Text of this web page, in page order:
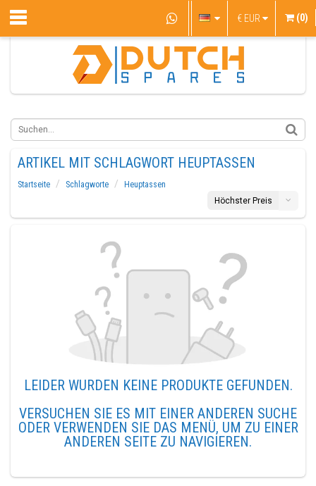
€ EUR (0)
ARTIKEL MIT SCHLAGWORT HEUPTASSEN
Startseite Schlagworte
Heuptassen
Höchster Preis
LEIDER WURDEN KEINE PRODUKTE GEFUNDEN.
VERSUCHEN SIE ES MIT EINER ANDEREN SUCHE
ODER VERWENDEN SIE DAS MENÜ, UM ZU EINER
ANDEREN SEITE ZU NAVIGIEREN.